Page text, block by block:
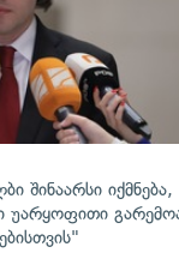
შინაარსი იქმნება,
უარყოფითი